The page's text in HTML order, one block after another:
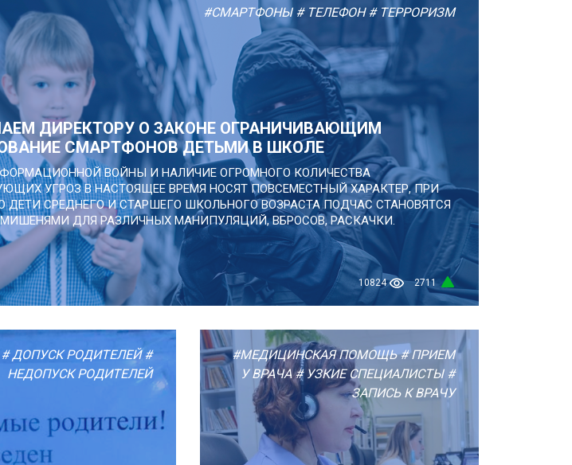
#СМАРТФОНЫ # ТЕЛЕФОН # ТЕРРОРИЗМ
ДИРЕКТОРУ О ЗАКОНЕ ОГРАНИЧИВАЮЩИМ
СМАРТФОНОВ ДЕТЬМИ В ШКОЛЕ
ВОЙНЫ И НАЛИЧИЕ ОГРОМНОГО КОЛИЧЕСТВА
УГРОЗ В НАСТОЯЩЕЕ ВРЕМЯ НОСЯТ ПОВСЕМЕСТНЫЙ ХАРАКТЕР, ПРИ
ДЕТИ СРЕДНЕГО И СТАРШЕГО ШКОЛЬНОГО ВОЗРАСТА ПОДЧАС СТАНОВЯТСЯ
ДЛЯ РАЗЛИЧНЫХ МАНИПУЛЯЦИЙ, ВБРОСОВ, РАСКАЧКИ.
10824 2711
# ДОПУСК РОДИТЕЛЕЙ #
НЕДОПУСК РОДИТЕЛЕЙ
#МЕДИЦИНСКАЯ ПОМОЩЬ # ПРИЕМ
У ВРАЧА # УЗКИЕ СПЕЦИАЛИСТЫ #
ЗАПИСЬ К ВРАЧУ